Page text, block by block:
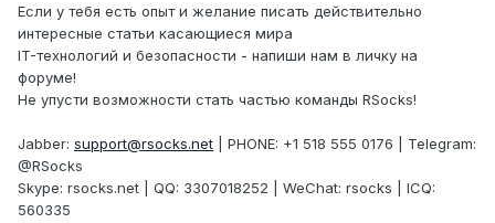
Если у тебя есть опыт и желание писать действительно
интересные статьи касающиеся мира
IT-технологий и безопасности - напиши нам в личку на
форуме!
Не упусти возможности стать частью команды RSocks!
Jabber: support@rsocks.net | PHONE: +1 518 555 0176 | Telegram:
@RSocks
Skype: rsocks.net | QQ: 3307018252 | WeChat: rsocks | ICQ:
560335